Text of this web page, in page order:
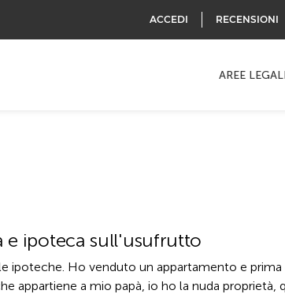
ACCEDI RECENSIONI
AREE LEGALI
e ipoteca sull'usufrutto
ipoteche. Ho venduto un appartamento e
appartiene a mio papà, io ho la nuda proprietà,